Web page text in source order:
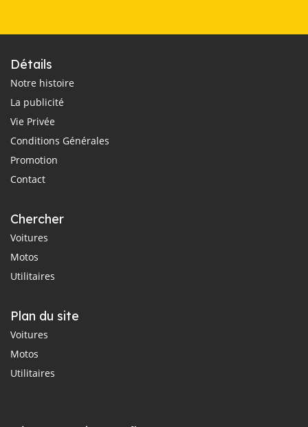
Détails
Notre histoire
La publicité
Vie Privée
Conditions Générales
Promotion
Contact
Chercher
Voitures
Motos
Utilitaires
Plan du site
Voitures
Motos
Utilitaires